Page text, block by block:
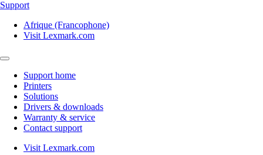
Support
Afrique (Francophone)
Visit Lexmark.com
Support home
Printers
Solutions
Drivers & downloads
Warranty & service
Contact support
Visit Lexmark.com